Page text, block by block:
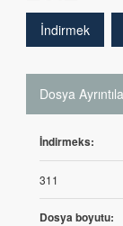
İndirmek
Dosya
İndirmeks:
311
Dosya boyutu: